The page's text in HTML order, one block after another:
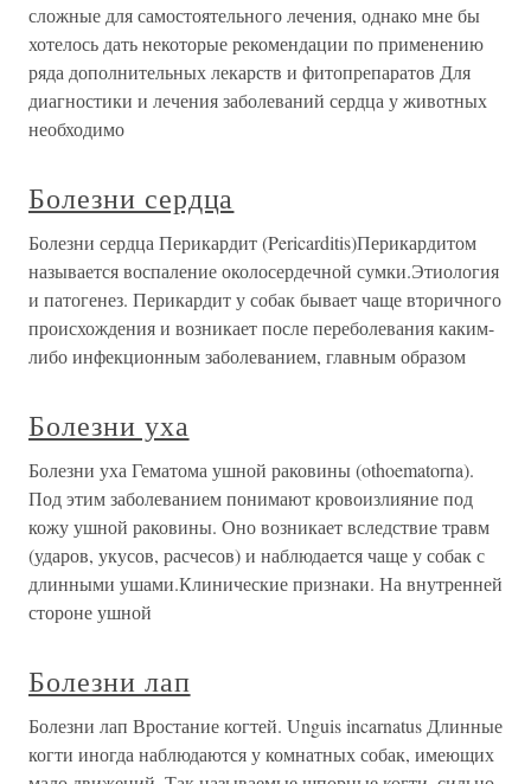
сложные для самостоятельного лечения, однако мне бы
хотелось дать некоторые рекомендации по применению
ряда дополнительных лекарств и фитопрепаратов Для
диагностики и лечения заболеваний сердца у животных
необходимо
Болезни сердца
Болезни сердца Перикардит (Pericarditis)Перикардитом
называется воспаление околосердечной сумки.Этиология
и патогенез. Перикардит у собак бывает чаще вторичного
происхождения и возникает после переболевания каким-
либо инфекционным заболеванием, главным образом
Болезни уха
Болезни уха Гематома ушной раковины (othoematorna).
Под этим заболеванием понимают кровоизлияние под
кожу ушной раковины. Оно возникает вследствие травм
(ударов, укусов, расчесов) и наблюдается чаще у собак с
длинными ушами.Клинические признаки. На внутренней
стороне ушной
Болезни лап
Болезни лап Вростание когтей. Unguis incarnatus Длинные
когти иногда наблюдаются у комнатных собак, имеющих